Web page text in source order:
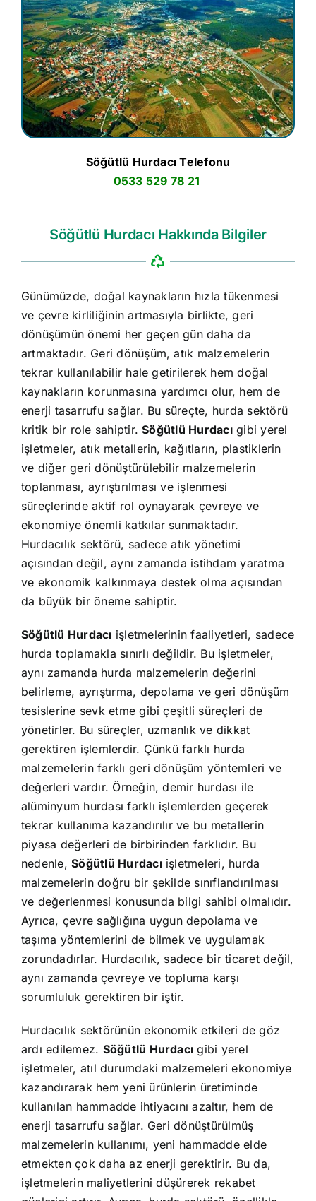
Söğütlü Hurdacı Telefonu
0533 529 78 21
Söğütlü Hurdacı Hakkında Bilgiler
Günümüzde, doğal kaynakların hızla tükenmesi
ve çevre kirliliğinin artmasıyla birlikte, geri
dönüşümün önemi her geçen gün daha da
artmaktadır. Geri dönüşüm, atık malzemelerin
tekrar kullanılabilir hale getirilerek hem doğal
kaynakların korunmasına yardımcı olur, hem de
enerji tasarrufu sağlar. Bu süreçte, hurda sektörü
kritik bir role sahiptir.Söğütlü Hurdacıgibi yerel
işletmeler, atık metallerin, kağıtların, plastiklerin
ve diğer geri dönüştürülebilir malzemelerin
toplanması, ayrıştırılması ve işlenmesi
süreçlerinde aktif rol oynayarak çevreye ve
ekonomiye önemli katkılar sunmaktadır.
Hurdacılık sektörü, sadece atık yönetimi
açısından değil, aynı zamanda istihdam yaratma
ve ekonomik kalkınmaya destek olma açısından
da büyük bir öneme sahiptir.
Söğütlü Hurdacı işletmelerinin faaliyetleri, sadece
hurda toplamakla sınırlı değildir. Bu işletmeler,
aynı zamanda hurda malzemelerin değerini
belirleme, ayrıştırma, depolama ve geri dönüşüm
tesislerine sevk etme gibi çeşitli süreçleri de
yönetirler. Bu süreçler, uzmanlık ve dikkat
gerektiren işlemlerdir. Çünkü farklı hurda
malzemelerin farklı geri dönüşüm yöntemleri ve
değerleri vardır. Örneğin, demir hurdası ile
alüminyum hurdası farklı işlemlerden geçerek
tekrar kullanıma kazandırılır ve bu metallerin
piyasa değerleri de birbirinden farklıdır. Bu
nedenle,Söğütlü Hurdacıişletmeleri, hurda
malzemelerin doğru bir şekilde sınıflandırılması
ve değerlenmesi konusunda bilgi sahibi olmalıdır.
Ayrıca, çevre sağlığına uygun depolama ve
taşıma yöntemlerini de bilmek ve uygulamak
zorundadırlar. Hurdacılık, sadece bir ticaret değil,
aynı zamanda çevreye ve topluma karşı
sorumluluk gerektiren bir iştir.
Hurdacılık sektörünün ekonomik etkileri de göz
ardı edilemez. Söğütlü Hurdacı gibi yerel
işletmeler, atıl durumdaki malzemeleri ekonomiye
kazandırarak hem yeni ürünlerin üretiminde
kullanılan hammadde ihtiyacını azaltır, hem de
enerji tasarrufu sağlar. Geri dönüştürülmüş
malzemelerin kullanımı, yeni hammadde elde
etmekten çok daha az enerji gerektirir. Bu da,
işletmelerin maliyetlerini düşürerek rekabet